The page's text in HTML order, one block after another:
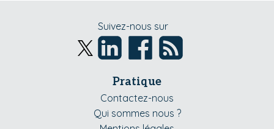
Suivez-nous sur
Pratique
Contactez-nous
Qui sommes nous ?